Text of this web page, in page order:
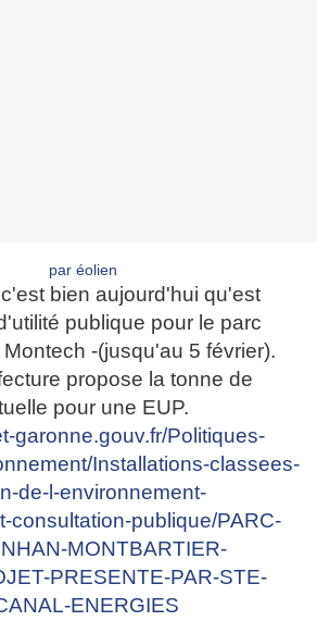
bien aujourd'hui qu'est
publique pour le parc
-(jusqu'au 5 février).
propose la tonne de
pour une EUP.
garonne.gouv.fr/Politiques-
Installations-classees-
de-l-environnement-
consultation-publique/PARC-
MONTBARTIER-
PRESENTE-PAR-STE-
ENERGIES